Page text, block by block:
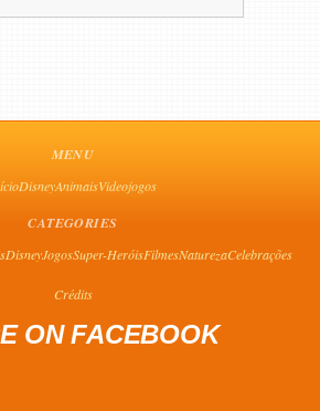
MENU
DisneyAnimaisVideojogos
CATEGORIES
DisneyJogosSuper-HeróisFilmesNaturezaCelebrações
Crédits
ON FACEBOOK